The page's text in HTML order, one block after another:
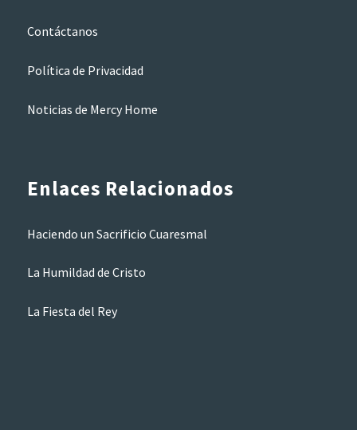
Contáctanos
Política de Privacidad
Noticias de Mercy Home
Enlaces Relacionados
Haciendo un Sacrificio Cuaresmal
La Humildad de Cristo
La Fiesta del Rey